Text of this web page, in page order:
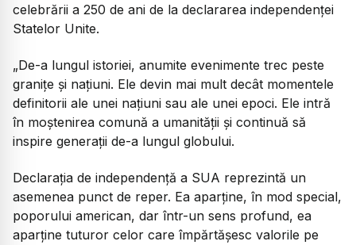
celebrării a 250 de ani de la declararea independenței
Statelor Unite.
„De-a lungul istoriei, anumite evenimente trec peste
granițe și națiuni. Ele devin mai mult decât momentele
definitorii ale unei națiuni sau ale unei epoci. Ele intră
în moștenirea comună a umanității și continuă să
inspire generații de-a lungul globului.
Declarația de independență a SUA reprezintă un
asemenea punct de reper. Ea aparține, în mod special,
poporului american, dar într-un sens profund, ea
aparține tuturor celor care împărtășesc valorile pe